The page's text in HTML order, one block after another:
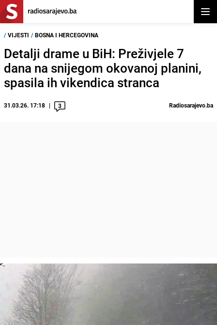
/ VIJESTI / BOSNA I HERCEGOVINA
Detalji drame u BiH: Preživjele 7
dana na snijegom okovanoj planini,
spasila ih vikendica stranca
31.03.26. 17:18 3 Radiosarajevo.ba